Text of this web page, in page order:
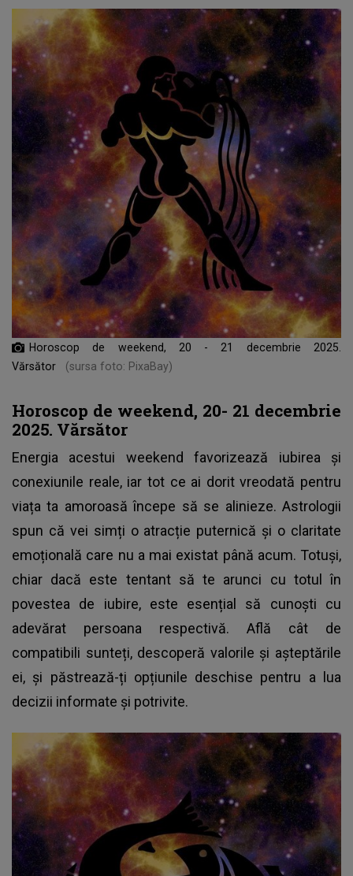
Horoscop de weekend, 20 - 21 decembrie 2025.
Vărsător
(sursa foto: PixaBay)
Horoscop de weekend, 20- 21 decembrie
2025. Vărsător
Energia acestui weekend favorizează iubirea și
conexiunile reale, iar tot ce ai dorit vreodată pentru
viața ta amoroasă începe să se alinieze. Astrologii
spun că vei simți o atracție puternică și o claritate
emoțională care nu a mai existat până acum. Totuși,
chiar dacă este tentant să te arunci cu totul în
povestea de iubire, este esențial să cunoști cu
adevărat persoana respectivă. Află cât de
compatibili sunteți, descoperă valorile și așteptările
ei, și păstrează-ți opțiunile deschise pentru a lua
decizii informate și potrivite.